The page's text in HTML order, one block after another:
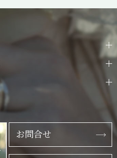
お問合せ